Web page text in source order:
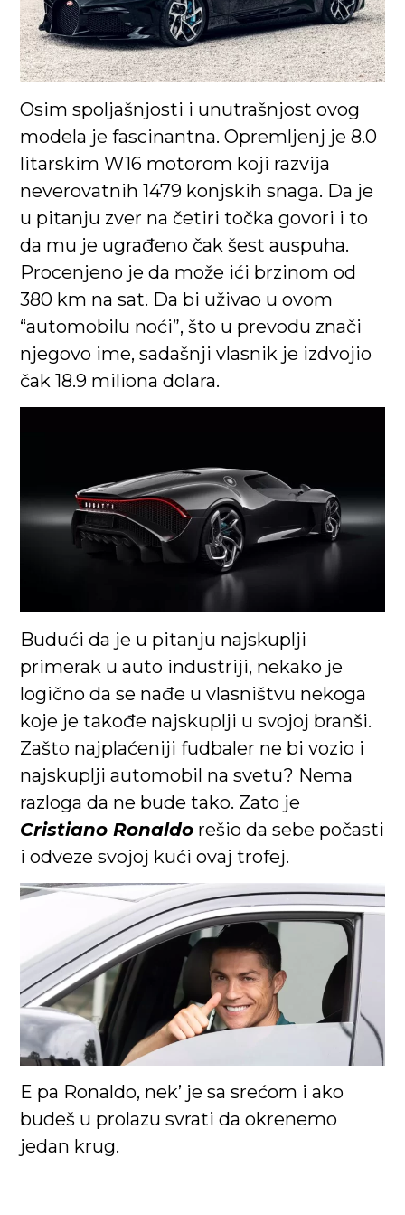
Osim spoljašnjosti i unutrašnjost ovog
modela je fascinantna. Opremljenj je 8.0
litarskim W16 motorom koji razvija
neverovatnih 1479 konjskih snaga. Da je
u pitanju zver na četiri točka govori i to
da mu je ugrađeno čak šest auspuha.
Procenjeno je da može ići brzinom od
380 km na sat. Da bi uživao u ovom
“automobilu noći”, što u prevodu znači
njegovo ime, sadašnji vlasnik je izdvojio
čak 18.9 miliona dolara.
Budući da je u pitanju najskuplji
primerak u auto industriji, nekako je
logično da se nađe u vlasništvu nekoga
koje je takođe najskuplji u svojoj branši.
Zašto najplaćeniji fudbaler ne bi vozio i
najskuplji automobil na svetu? Nema
razloga da ne bude tako. Zato je
Cristiano Ronaldo rešio da sebe počasti
i odveze svojoj kući ovaj trofej.
E pa Ronaldo, nek’ je sa srećom i ako
budeš u prolazu svrati da okrenemo
jedan krug.